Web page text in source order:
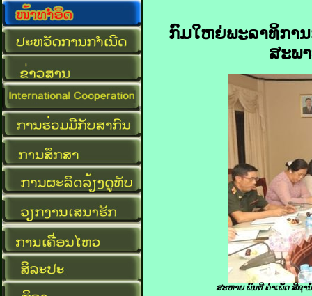
ກົມໃຫຍ່ພະລາທິກາ
ສະພ
ສະຫາຍ ພົນຕີ ຄໍາເພັດ ສີຊ